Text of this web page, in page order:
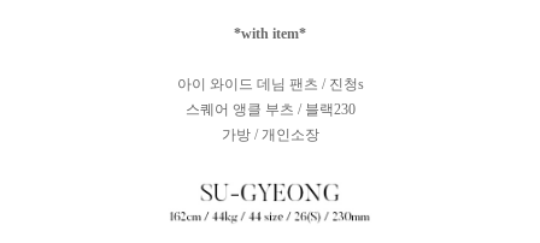
*with item*
아이 와이드 데님 팬츠 / 진청s
스퀘어 앵클 부츠 / 블랙230
가방 / 개인소장